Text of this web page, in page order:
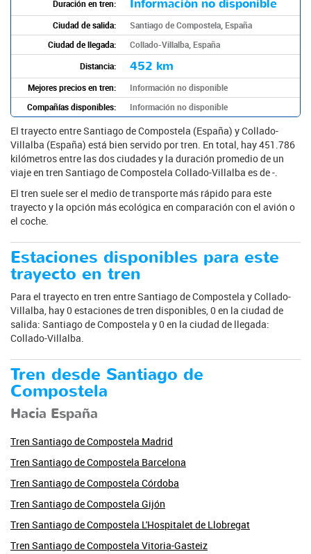
Duración en tren: Información no disponible
Ciudad de salida:
Santiago de Compostela, España
Ciudad de llegada:
Collado-Villalba, España
Distancia:
452 km
Mejores precios en tren:
Información no disponible
Compañías disponibles:
Información no disponible
El trayecto entre Santiago de Compostela (España) y Collado-
Villalba (España) está bien servido por tren. En total, hay 451.786
kilómetros entre las dos ciudades y la duración promedio de un
viaje en tren Santiago de Compostela Collado-Villalba es de -.
El tren suele ser el medio de transporte más rápido para este
trayecto y la opción más ecológica en comparación con el avión o
el coche.
Estaciones disponibles para este
trayecto en tren
Para el trayecto en tren entre Santiago de Compostela y Collado-
Villalba, hay 0 estaciones de tren disponibles, 0 en la ciudad de
salida: Santiago de Compostela y 0 en la ciudad de llegada:
Collado-Villalba.
Tren desde Santiago de
Compostela
Hacia España
Tren Santiago de Compostela Madrid
Tren Santiago de Compostela Barcelona
Tren Santiago de Compostela Córdoba
Tren Santiago de Compostela Gijón
Tren Santiago de Compostela L'Hospitalet de Llobregat
Tren Santiago de Compostela Vitoria-Gasteiz